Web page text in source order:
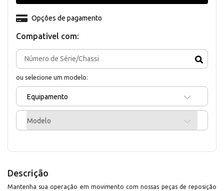
Compativel com:
ou selecione um modelo:
Equipamento
Modelo
Opções de pagamento
Descrição
Mantenha sua operação em movimento com nossas peças de reposição